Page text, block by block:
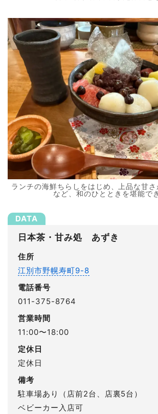
ランチの海鮮ちらしをはじめ、上品な甘
など、和のひとときを堪能で
日本茶・甘み処 あずき
住所
江別市野幌寿町9-8
電話番号
011-375-8764
営業時間
11:00〜18:00
定休日
定休日
備考
駐車場あり（店前2台、店裏5台）
ベビーカー入店可